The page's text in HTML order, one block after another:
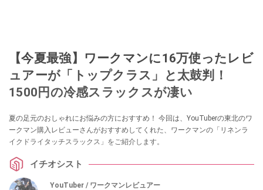
【今夏最強】ワークマンに16万使ったレビ
ュアーが「トップクラス」と太鼓判！
1500円の冷感スラックスが凄い
夏の足元のおしゃれにお悩みの方におすすめ！ 今回は、YouTuberの東北のワ
ークマン購入レビューさんがおすすめしてくれた、ワークマンの「リネンラ
イクドライタッチスラックス」をご紹介します。
イチオシスト
YouTuber / ワークマンレビュアー